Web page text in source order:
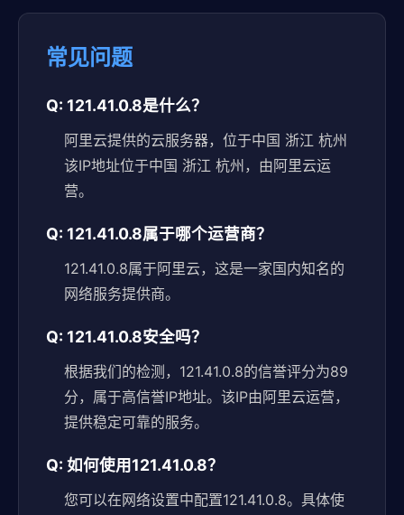
常见问题
Q: 121.41.0.8是什么？
阿里云提供的云服务器，位于中国 浙江 杭州
该IP地址位于中国 浙江 杭州，由阿里云运
营。
Q: 121.41.0.8属于哪个运营商？
121.41.0.8属于阿里云，这是一家国内知名的
网络服务提供商。
Q: 121.41.0.8安全吗？
根据我们的检测，121.41.0.8的信誉评分为89
分，属于高信誉IP地址。该IP由阿里云运营，
提供稳定可靠的服务。
Q: 如何使用121.41.0.8？
您可以在网络设置中配置121.41.0.8。具体使